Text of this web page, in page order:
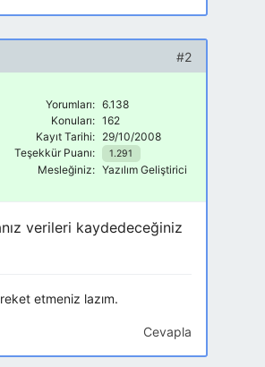
#2
Yorumları: 6.138
Konuları: 162
Kayıt Tarihi: 29/10/2008
Teşekkür Puanı:
1.291
Mesleğiniz: Yazılım Geliştirici
verileri kaydedeceğiniz
etmeniz lazım.
Cevapla